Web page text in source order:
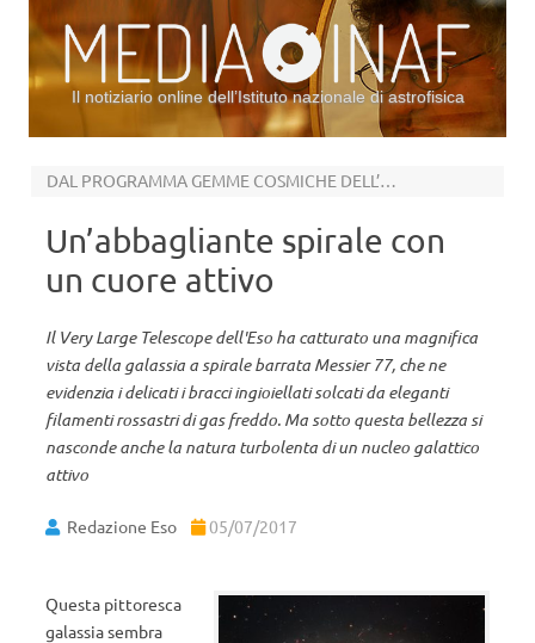
Il notiziario online dell’Istituto nazionale di astrofisica
DAL PROGRAMMA GEMME COSMICHE DELL’ESO
Un’abbagliante spirale con
un cuore attivo
Il Very Large Telescope dell'Eso ha catturato una magnifica
vista della galassia a spirale barrata Messier 77, che ne
evidenzia i delicati i bracci ingioiellati solcati da eleganti
filamenti rossastri di gas freddo. Ma sotto questa bellezza si
nasconde anche la natura turbolenta di un nucleo galattico
attivo
Redazione Eso 05/07/2017
Questa pittoresca
galassia sembra